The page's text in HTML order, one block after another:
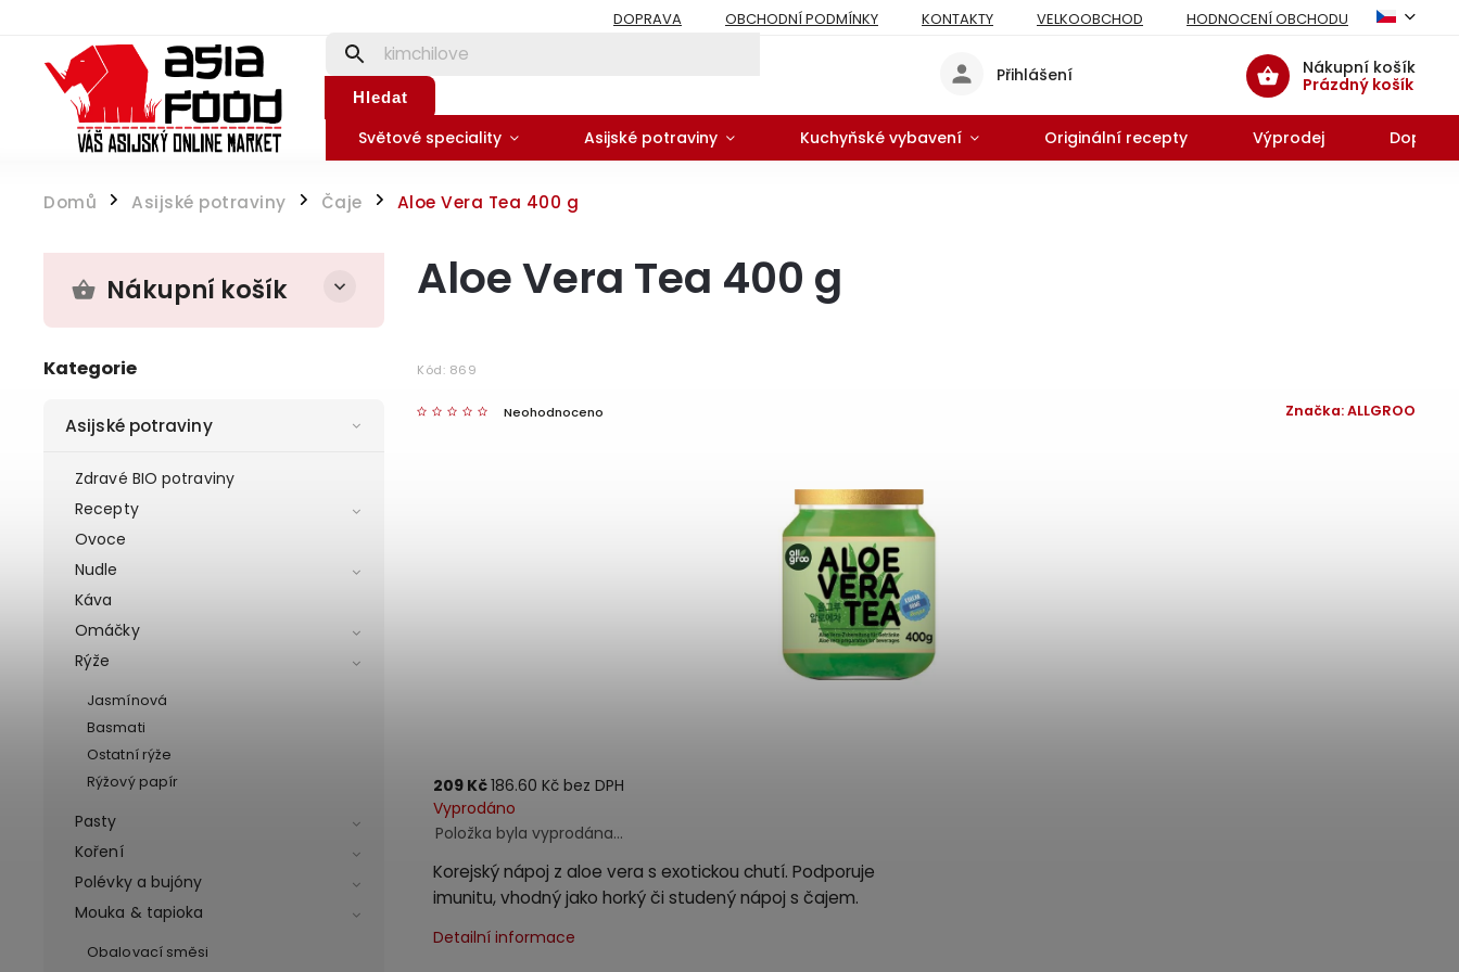
DOPRAVA OBCHODNÍ PODMÍNKY KONTAKTY VELKOOBCHOD HODNOCENÍ OBCHODU
Hledat
Nákupní košík
Prázdný košík
Přihlášení
Světové speciality Asijské potraviny Kuchyňské vybavení Originální recepty Výprodej
Domů / Asijské potraviny / Čaje / Aloe Vera Tea 400 g
Nákupní košík
Kategorie
Asijské potraviny
Zdravé BIO potraviny
Recepty
Ovoce
Nudle
Káva
Omáčky
Rýže
Jasmínová
Basmati
Ostatní rýže
Rýžový papír
Pasty
Koření
Polévky a bujóny
Mouka & tapioka
Obalovací směsi
Aloe Vera Tea 400 g
Kód: 869
Neohodnoceno Značka:ALLGROO
209 Kč186.60 Kč bez DPH
Vyprodáno
Položka byla vyprodána…
Korejský nápoj z aloe vera s exotickou chutí. Podporuje
imunitu, vhodný jako horký či studený nápoj s čajem.
Detailní informace